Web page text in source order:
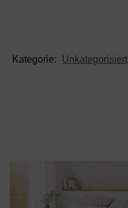
Kategorie: Unkategorisiert